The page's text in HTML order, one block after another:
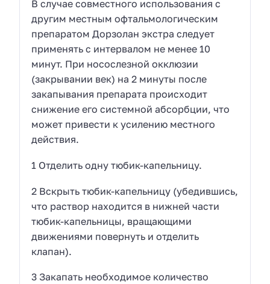
В случае совместного использования с
другим местным офтальмологическим
препаратом Дорзолан экстра следует
применять с интервалом не менее 10
минут. При носослезной окклюзии
(закрывании век) на 2 минуты после
закапывания препарата происходит
снижение его системной абсорбции, что
может привести к усилению местного
действия.
1 Отделить одну тюбик-капельницу.
2 Вскрыть тюбик-капельницу (убедившись,
что раствор находится в нижней части
тюбик-капельницы, вращающими
движениями повернуть и отделить
клапан).
3 Закапать необходимое количество